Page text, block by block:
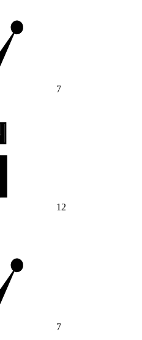
7
12
7